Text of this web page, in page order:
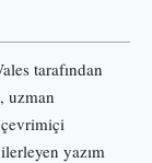
tarafından
uzman
çevrimiçi
yazım